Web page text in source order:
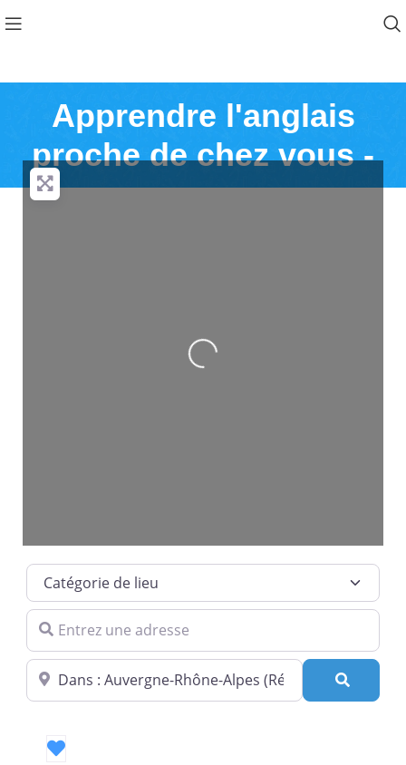
Apprendre l'anglais
proche de chez vous -
Loading...
Catégorie de lieu
Entrez une adresse
Dans quelle ville ?
Favori